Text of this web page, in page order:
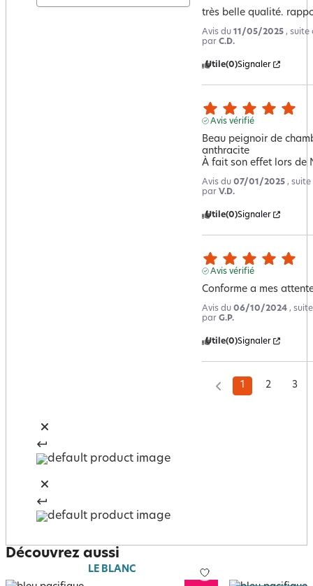
très belle qualité.
Avis du 11/05/2025 , suite
par C.D.
Utile(0)Signaler
Avis vérifié
Beau peignoir de
anthracite
À fait son effet lors de
Avis du 07/01/2025 , suite
par V.D.
Utile(0)Signaler
Avis vérifié
Conforme a mes
Avis du 06/10/2024 ,
par G.P.
Utile(0)Signaler
1 2 3
Découvrez aussi
LE BLANC